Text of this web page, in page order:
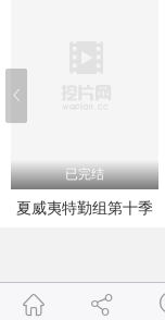
已完结
夏威夷特勤组第十季